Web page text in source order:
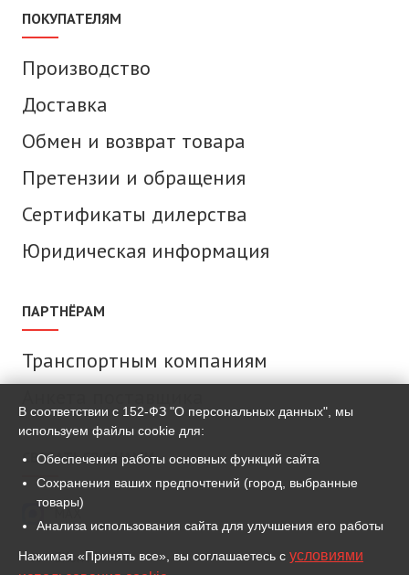
ПОКУПАТЕЛЯМ
Производство
Доставка
Обмен и возврат товара
Претензии и обращения
Сертификаты дилерства
Юридическая информация
ПАРТНЁРАМ
Транспортным компаниям
СВЯЗАТЬСЯ С НАМИ
MAX
ВКонтакте
В соответствии с 152-ФЗ "О персональных данных", мы
используем файлы cookie для:
Обеспечения работы основных функций сайта
Сохранения ваших предпочтений (город, выбранные
товары)
Анализа использования сайта для улучшения его работы
Нажимая «Принять все», вы соглашаетесь с условиями